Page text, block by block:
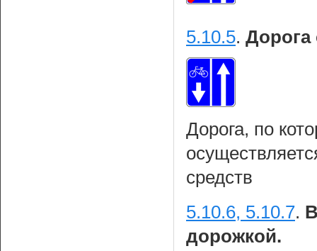
5.10.5. Дорога
Дорога, по
средств
5.10.6, 5.10.7.
дорожкой.